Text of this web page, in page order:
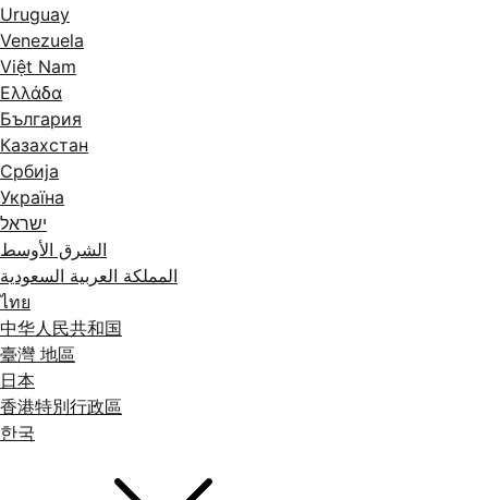
Uruguay
Venezuela
Việt Nam
Ελλάδα
България
Казахстан
Србија
Україна
ישראל
الشرق الأوسط
المملكة العربية السعودية
ไทย
中华人民共和国
臺灣 地區
日本
香港特別行政區
한국